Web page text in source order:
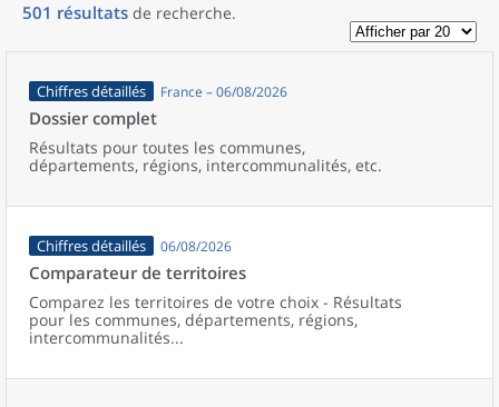
501 résultats de recherche.
Chiffres détaillés France – 06/08/2026
Dossier complet
Résultats pour toutes les communes,
départements, régions, intercommunalités, etc.
Chiffres détaillés 06/08/2026
Comparateur de territoires
Comparez les territoires de votre choix - Résultats
pour les communes, départements, régions,
intercommunalités...